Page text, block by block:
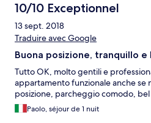
10/10 Exceptionnel
13 sept. 2018
Traduire avec Google
Buona posizione, tranquillo
Tutto OK, molto gentili e
appartamento funzionale anche se
posizione, parcheggio comodo, bel
Paolo, séjour de 1 nuit